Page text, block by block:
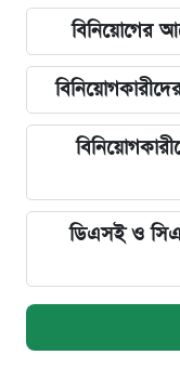
বিনিয়োগের
ডিএসই ও